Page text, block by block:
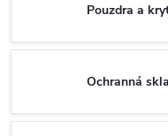
Pouzdra a
Ochranná skla